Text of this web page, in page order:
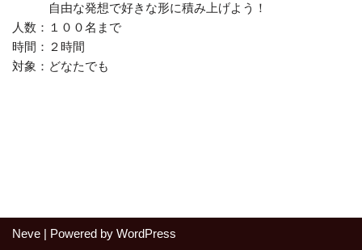
自由な発想で好きな形に積み上げよう！
人数：１００名まで
時間：２時間
対象：どなたでも
Neve | Powered by WordPress